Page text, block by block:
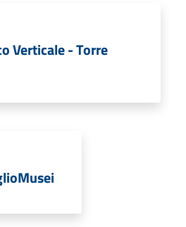
Verticale - Torre